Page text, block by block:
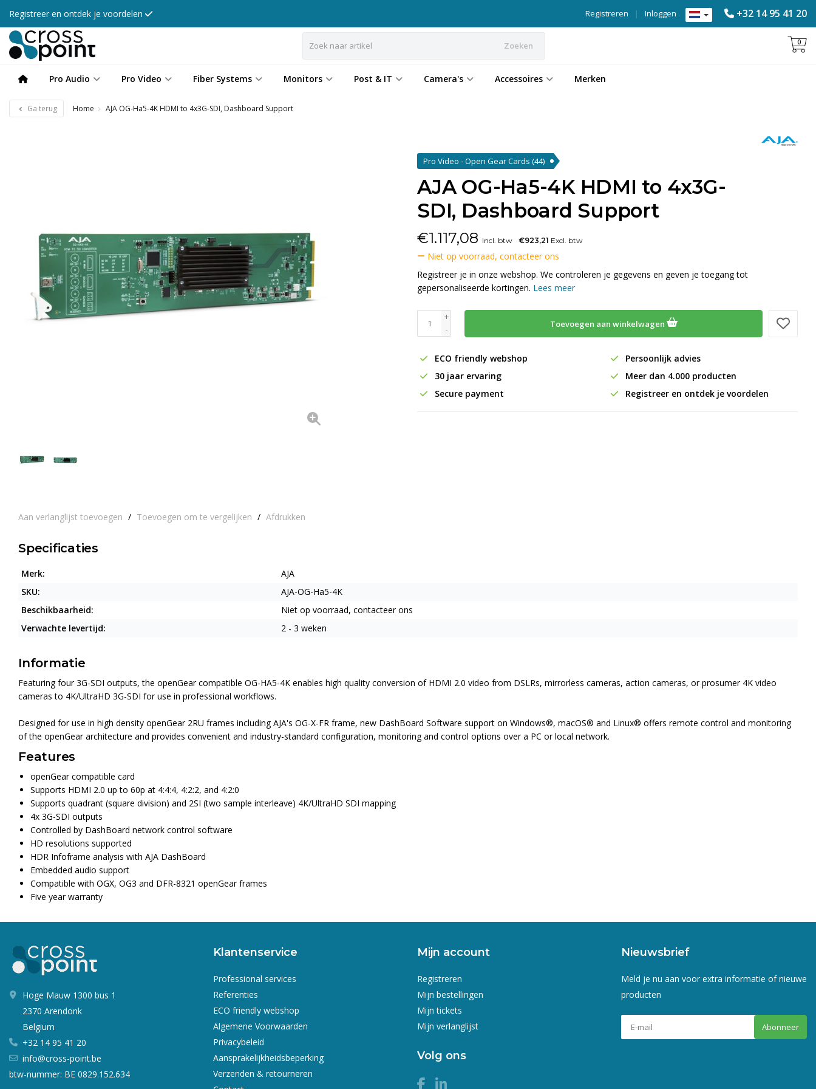
Registreer en ontdek je voordelen +32 14 95 41 20
Inloggen
|
Registreren
Zoeken 0
Pro Audio Pro Video Fiber Systems Monitors Post & IT Camera's Accessoires Merken
Ga terug Home AJA OG-Ha5-4K HDMI to 4x3G-SDI, Dashboard Support
Aan verlanglijst toevoegen / Toevoegen om te vergelijken / Afdrukken
Pro Video - Open Gear Cards (44)
AJA OG-Ha5-4K HDMI to 4x3G-
SDI, Dashboard Support
€1.117,08 Incl. btw €923,21 Excl. btw
Niet op voorraad, contacteer ons
Registreer je in onze webshop. We controleren je gegevens en geven je toegang tot
gepersonaliseerde kortingen. Lees meer
+
-
Toevoegen aan winkelwagen
ECO friendly webshop
Persoonlijk advies
30 jaar ervaring
Meer dan 4.000 producten
Secure payment
Registreer en ontdek je voordelen
Specificaties
Merk:
AJA
SKU:
AJA-OG-Ha5-4K
Beschikbaarheid:
Niet op voorraad, contacteer ons
Verwachte levertijd:
2 - 3 weken
Informatie
Featuring four 3G-SDI outputs, the openGear compatible OG-HA5-4K enables high quality conversion of HDMI 2.0 video from DSLRs, mirrorless cameras, action cameras, or prosumer 4K video
cameras to 4K/UltraHD 3G-SDI for use in professional workflows.
Designed for use in high density openGear 2RU frames including AJA's OG-X-FR frame, new DashBoard Software support on Windows®, macOS® and Linux® offers remote control and monitoring
of the openGear architecture and provides convenient and industry-standard configuration, monitoring and control options over a PC or local network.
Features
openGear compatible card
Supports HDMI 2.0 up to 60p at 4:4:4, 4:2:2, and 4:2:0
Supports quadrant (square division) and 2SI (two sample interleave) 4K/UltraHD SDI mapping
4x 3G-SDI outputs
Controlled by DashBoard network control software
HD resolutions supported
HDR Infoframe analysis with AJA DashBoard
Embedded audio support
Compatible with OGX, OG3 and DFR-8321 openGear frames
Five year warranty
Hoge Mauw 1300 bus 1
2370 Arendonk
Belgium
+32 14 95 41 20
info@cross-point.be
btw-nummer: BE 0829.152.634
Klantenservice
Professional services
Referenties
ECO friendly webshop
Algemene Voorwaarden
Privacybeleid
Aansprakelijkheidsbeperking
Verzenden & retourneren
Mijn account
Registreren
Mijn bestellingen
Mijn tickets
Mijn verlanglijst
Volg ons
Nieuwsbrief
Meld je nu aan voor extra informatie of nieuwe
producten
Abonneer